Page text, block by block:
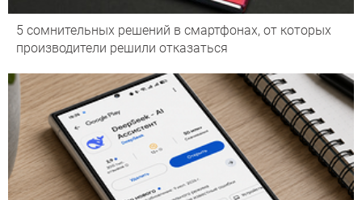
5 сомнительных решений в смартфонах, от которых
производители решили отказаться